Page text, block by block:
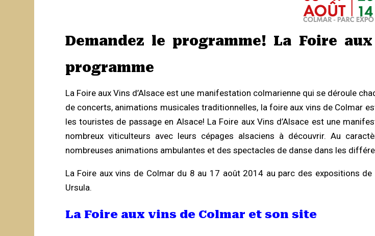
Demandez le programme! La Foire
programme
La Foire aux Vins d’Alsace est une manifestation colmarienne qui se déroule
de concerts, animations musicales traditionnelles, la foire aux vins de Colmar
les touristes de passage en Alsace! La Foire aux Vins d’Alsace est une
nombreux viticulteurs avec leurs cépages alsaciens à découvrir. Au
nombreuses animations ambulantes et des spectacles de danse dans les
La Foire aux vins de Colmar du 8 au 17 août 2014 au parc des expositions
Ursula.
La Foire aux vins de Colmar et son site